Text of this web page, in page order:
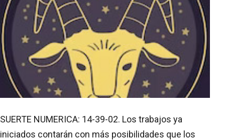
SUERTE NUMERICA: 14-39-02. Los trabajos ya
iniciados contarán con más posibilidades que los